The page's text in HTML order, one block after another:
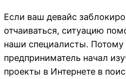
Если ваш девайс
отчаиваться, ситуацию
наши специалисты.
предприниматель начал
проекты в Интернете в